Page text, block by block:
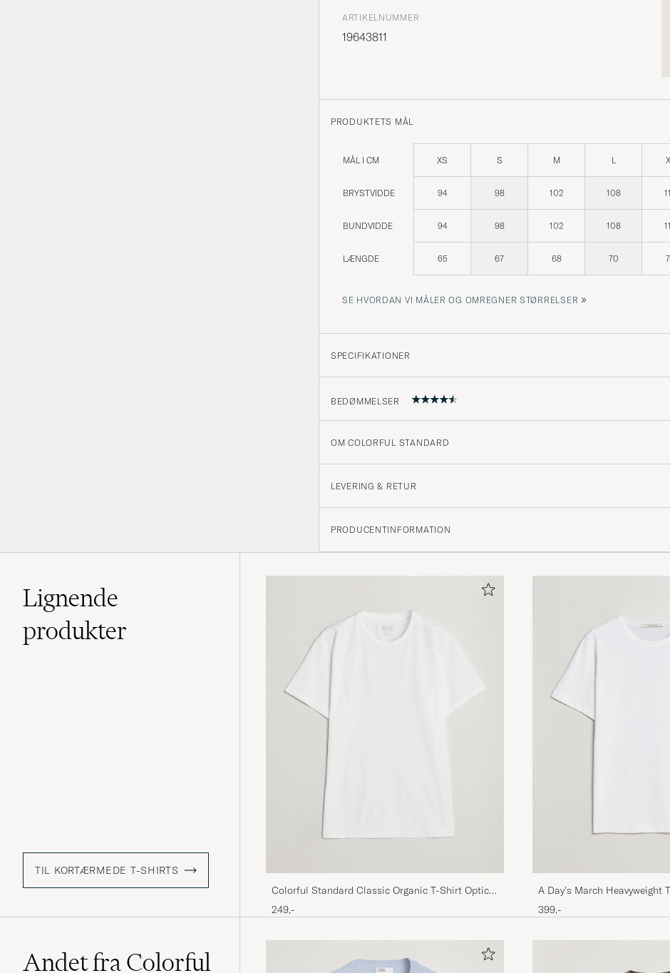
ARTIKELNUMMER
19643811
PRODUKTETS MÅL
MÅL I CM XS S M L
BRYSTVIDDE 94 98 102 108
BUNDVIDDE 94 98 102 108
LÆNGDE 65 67 68 70
SE HVORDAN VI MÅLER OG OMREGNER STØRRELSER »
SPECIFIKATIONER
BEDØMMELSER
4.5
(142)
Strl L, 183cm 86kg bra passform
Flott. T-skjorte raskt levert. Kjennes ut som kvalitet. Får se an
Fit true to size and very good quality
JOERG F KØBTE PÅ CAREOFCARL.DE
Ware ok, für die Qualität hochpreisig. Gute Abwicklung
KLAUS- D. M KØBTE PÅ CAREOFCARL.DE
OM COLORFUL STANDARD
LEVERING & RETUR
PRODUCENTINFORMATION
Lignende
produkter
TIL KORTÆRMEDE T-SHIRTS
Colorful Standard Classic Organic T-Shirt Optical
White
249,-
A Day's March Heavyweight
399,-
Andet fra Colorful